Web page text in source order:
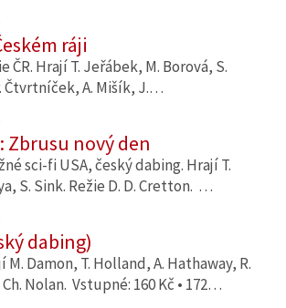
ráji
ČR. Hrají T. Jeřábek, M. Borová, S.
Čtvrtníček, A. Mišík, J.…
Zbrusu nový den
sci-fi USA, český dabing. Hrají T.
S. Sink. Režie D. D. Cretton. …
dabing)
M. Damon, T. Holland, A. Hathaway, R.
Nolan. Vstupné: 160 Kč • 172…